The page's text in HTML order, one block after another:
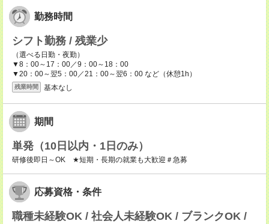
勤務時間
シフト勤務 / 残業少
（選べる日勤・夜勤）
▼8：00～17：00／9：00～18：00
▼20：00～翌5：00／21：00～翌6：00 など（休憩1h）
残業時間 基本なし
期間
単発（10日以内・1日のみ）
研修後即日～OK ★短期・長期の就業も大歓迎＃急募
応募資格・条件
職種未経験OK / 社会人未経験OK / ブランクOK /